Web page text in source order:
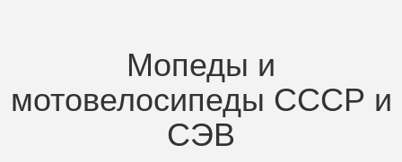
Мопеды и
мотовелосипеды СССР и
СЭВ